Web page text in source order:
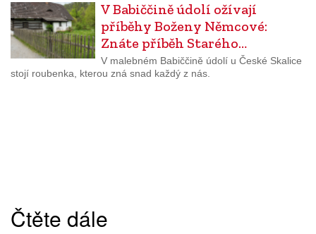
V Babiččině údolí ožívají
příběhy Boženy Němcové:
Znáte příběh Starého…
V malebném Babiččině údolí u České Skalice
stojí roubenka, kterou zná snad každý z nás.
Čtěte dále